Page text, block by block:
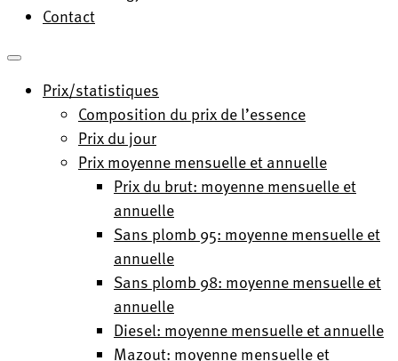
Contact
Prix/statistiques
Composition du prix de l’essence
Prix du jour
Prix moyenne mensuelle et annuelle
Prix du brut: moyenne mensuelle et
annuelle
Sans plomb 95: moyenne mensuelle et
annuelle
Sans plomb 98: moyenne mensuelle et
annuelle
Diesel: moyenne mensuelle et annuelle
Mazout: moyenne mensuelle et